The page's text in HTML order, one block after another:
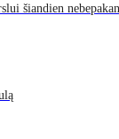
šiandien